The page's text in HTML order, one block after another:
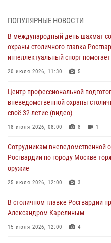
управления Росгвардии по
чемпионате столичного главка
самбо (ВИДЕО)
04 августа 2026, 14:00
В Москве росгвардейцы
на охранника торгового центра
04 августа 2026, 08:00
находящегося в федеральном
03 августа 2026, 12:00
Московские росгвардейцы
ПОПУЛЯРНЫЕ НОВОСТИ
В международный день шахмат
охраны столичного главка
интеллектуальный спорт
20 июля 2026, 11:30 5
Центр профессиональной
вневедомственной охраны
своё 32-летие (видео)
18 июля 2026, 08:00 8 1
Сотрудникам вневедомственной
Росгвардии по городу Москве
оружие
25 июля 2026, 12:00 3
В столичном главке Росгвардии
Александром Карелиным
15 июля 2026, 12:00 4